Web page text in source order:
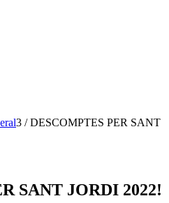
3 / DESCOMPTES PER SANT
SANT JORDI 2022!